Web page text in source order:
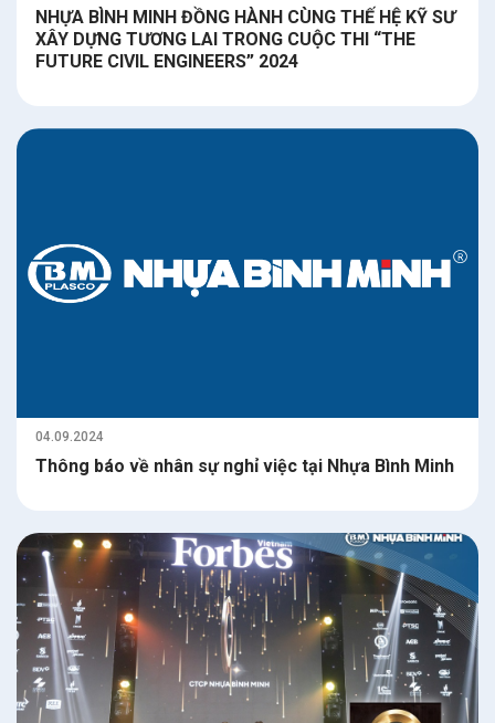
NHỰA BÌNH MINH ĐỒNG HÀNH CÙNG THẾ HỆ KỸ SƯ
XÂY DỰNG TƯƠNG LAI TRONG CUỘC THI “THE
FUTURE CIVIL ENGINEERS” 2024
04.09.2024
Thông báo về nhân sự nghỉ việc tại Nhựa Bình Minh